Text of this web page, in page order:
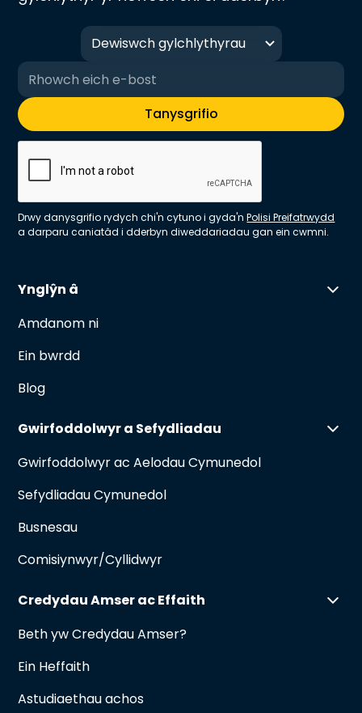
Dewiswch gylchlythyrau
Drwy danysgrifio rydych chi'n cytuno i gyda'nPolisi Preifatrwydd
a darparu caniatâd i dderbyn diweddariadau gan ein cwmni.
Ynglŷn â
Amdanom ni
Ein bwrdd
Blog
Gwirfoddolwyr a Sefydliadau
Gwirfoddolwyr ac Aelodau Cymunedol
Sefydliadau Cymunedol
Busnesau
Comisiynwyr/Cyllidwyr
Credydau Amser ac Effaith
Beth yw Credydau Amser?
Ein Heffaith
Astudiaethau achos